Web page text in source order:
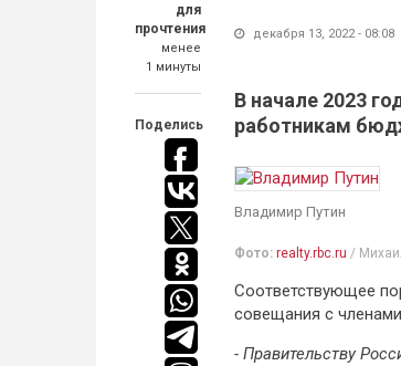
для
прочтения
менее
1 минуты
Поделись
декабря 13, 2022 - 08:08
В начале 2023
работникам
Владимир Путин
Фото: realty.rbc.ru /
Соответствующее
совещания с
- Правительству